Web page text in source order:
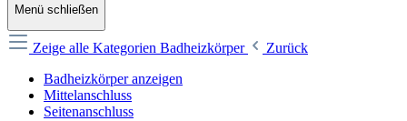
Menü schließen
Zeige alle Kategorien Badheizkörper
Zurück
Badheizkörper anzeigen
Mittelanschluss
Seitenanschluss